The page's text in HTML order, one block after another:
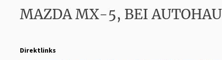
MAZDA MX-5, BEI
Direktlinks